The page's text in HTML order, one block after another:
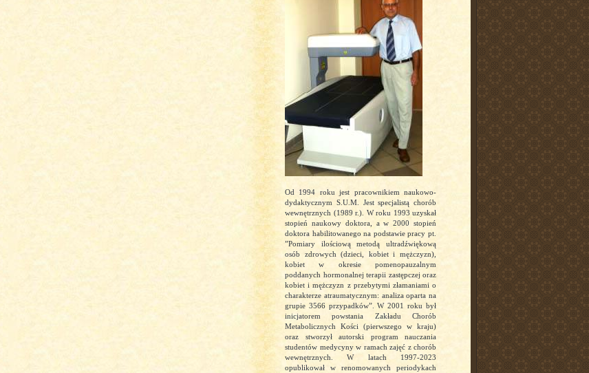
Od 1994 roku jest pracownikiem naukowo-
dydaktycznym S.U.M. Jest specjalistą chorób
wewnętrznych (1989 r.). W roku 1993 uzyskał
stopień naukowy doktora, a w 2000 stopień
doktora habilitowanego na podstawie pracy pt.
”Pomiary ilościową metodą ultradźwiękową
osób zdrowych (dzieci, kobiet i mężczyzn),
kobiet w okresie pomenopauzalnym
poddanych hormonalnej terapii zastępczej oraz
kobiet i mężczyzn z przebytymi złamaniami o
charakterze atraumatycznym: analiza oparta na
grupie 3566 przypadków”. W 2001 roku był
inicjatorem powstania Zakładu Chorób
Metabolicznych Kości (pierwszego w kraju)
oraz stworzył autorski program nauczania
studentów medycyny w ramach zajęć z chorób
wewnętrznych. W latach 1997-2023
opublikował w renomowanych periodykach